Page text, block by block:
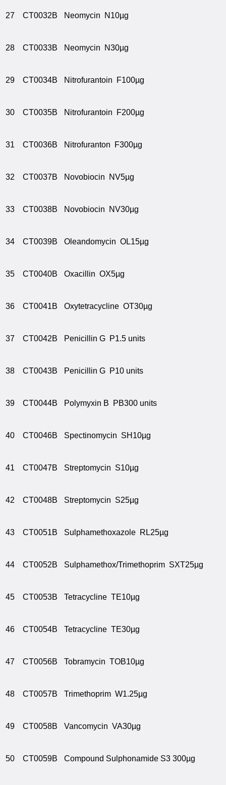
27 CT0032B Neomycin N10µg
28 CT0033B Neomycin N30µg
29 CT0034B Nitrofurantoin F100µg
30 CT0035B Nitrofurantoin F200µg
31 CT0036B Nitrofuranton F300µg
32 CT0037B Novobiocin NV5µg
33 CT0038B Novobiocin NV30µg
34 CT0039B Oleandomycin OL15µg
35 CT0040B Oxacillin OX5µg
36 CT0041B Oxytetracycline OT30µg
37 CT0042B Penicillin G P1.5 units
38 CT0043B Penicillin G P10 units
39 CT0044B Polymyxin B PB300 units
40 CT0046B Spectinomycin SH10µg
41 CT0047B Streptomycin S10µg
42 CT0048B Streptomycin S25µg
43 CT0051B Sulphamethoxazole RL25µg
44 CT0052B Sulphamethox/Trimethoprim SXT25µg
45 CT0053B Tetracycline TE10µg
46 CT0054B Tetracycline TE30µg
47 CT0056B Tobramycin TOB10µg
48 CT0057B Trimethoprim W1.25µg
49 CT0058B Vancomycin VA30µg
50 CT0059B Compound Sulphonamide S3 300µg